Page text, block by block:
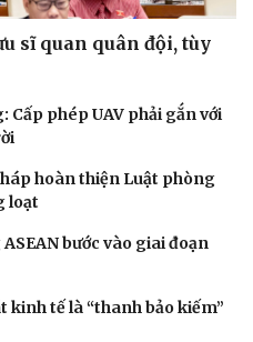
sĩ quan quân đội, tùy
phép UAV phải gắn với
hoàn thiện Luật phòng
loạt
bước vào giai đoạn
kinh tế là “thanh bảo kiếm”